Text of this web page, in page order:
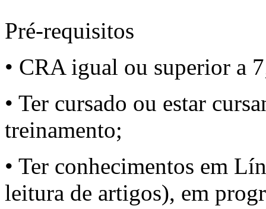
Pré-requisitos
• CRA igual ou superior a
• Ter cursado ou estar
treinamento;
• Ter conhecimentos em
leitura de artigos), em